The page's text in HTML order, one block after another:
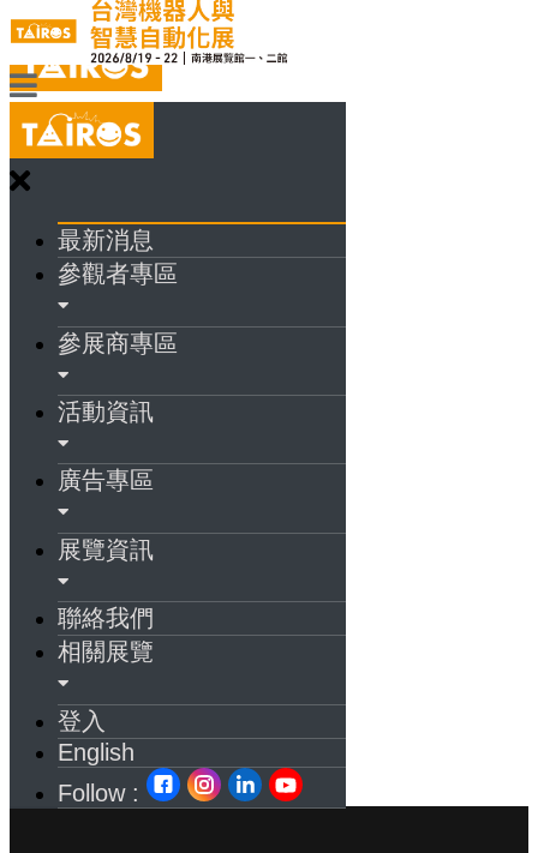
最新消息
參觀者專區
參展商專區
活動資訊
廣告專區
展覽資訊
聯絡我們
相關展覽
登入
English
Follow :